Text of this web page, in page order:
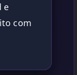
e
com